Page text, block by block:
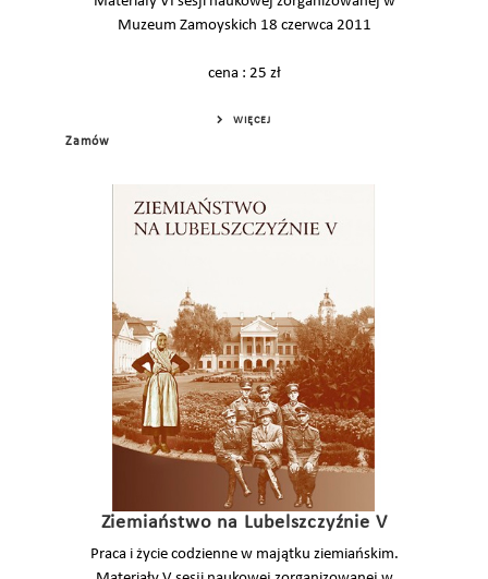
Muzeum Zamoyskich 18 czerwca 2011
cena : 25 zł
WIĘCEJ
Zamów
Ziemiaństwo na Lubelszczyźnie V
Praca i życie codzienne w majątku ziemiańskim.